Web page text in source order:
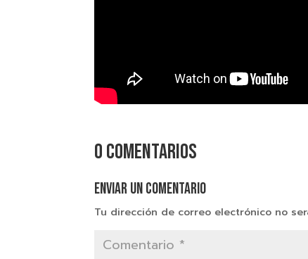
0 comentarios
Enviar un comentario
Tu dirección de correo electrónico no